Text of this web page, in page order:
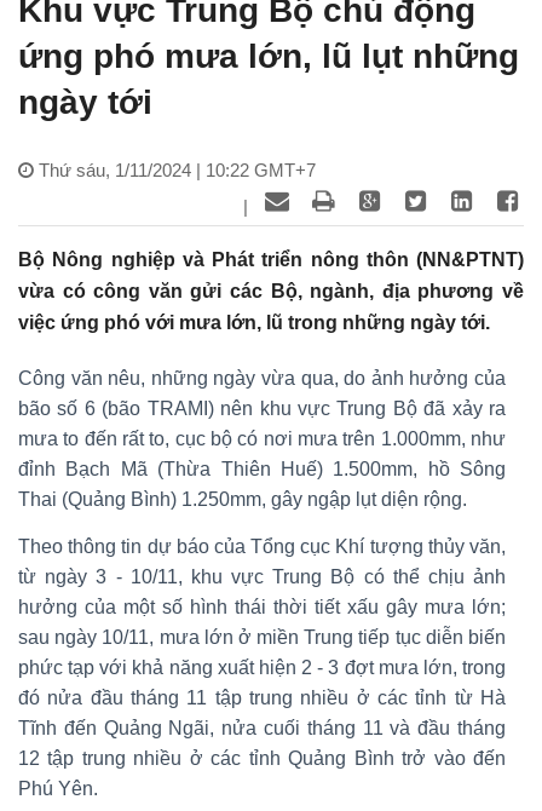
Khu vực Trung Bộ chủ động
ứng phó mưa lớn, lũ lụt những
ngày tới
Thứ sáu, 1/11/2024 | 10:22 GMT+7
|
Bộ Nông nghiệp và Phát triển nông thôn (NN&PTNT)
vừa có công văn gửi các Bộ, ngành, địa phương về
việc ứng phó với mưa lớn, lũ trong những ngày tới.
Công văn nêu, những ngày vừa qua, do ảnh hưởng của
bão số 6 (bão TRAMI) nên khu vực Trung Bộ đã xảy ra
mưa to đến rất to, cục bộ có nơi mưa trên 1.000mm, như
đỉnh Bạch Mã (Thừa Thiên Huế) 1.500mm, hồ Sông
Thai (Quảng Bình) 1.250mm, gây ngập lụt diện rộng.
Theo thông tin dự báo của Tổng cục Khí tượng thủy văn,
từ ngày 3 - 10/11, khu vực Trung Bộ có thể chịu ảnh
hưởng của một số hình thái thời tiết xấu gây mưa lớn;
sau ngày 10/11, mưa lớn ở miền Trung tiếp tục diễn biến
phức tạp với khả năng xuất hiện 2 - 3 đợt mưa lớn, trong
đó nửa đầu tháng 11 tập trung nhiều ở các tỉnh từ Hà
Tĩnh đến Quảng Ngãi, nửa cuối tháng 11 và đầu tháng
12 tập trung nhiều ở các tỉnh Quảng Bình trở vào đến
Phú Yên.